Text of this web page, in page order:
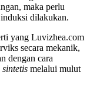
maka perlu
dilakukan.
yang Luvizhea.com
secara mekanik,
dengan cara
melalui mulut